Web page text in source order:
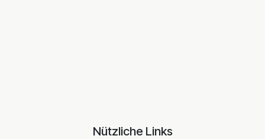
Nützliche Links